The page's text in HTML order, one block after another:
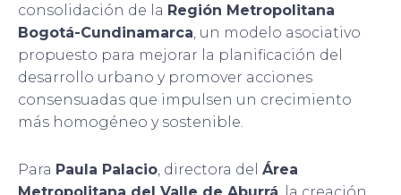
consolidación de la Región Metropolitana
Bogotá-Cundinamarca, un modelo asociativo
propuesto para mejorar la planificación del
desarrollo urbano y promover acciones
consensuadas que impulsen un crecimiento
más homogéneo y sostenible.
Para Paula Palacio, directora del Área